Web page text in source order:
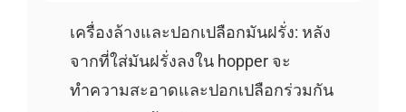
เครื่องล้างและปอกเปลือกมันฝรั่ง: หลัง
จากที่ใส่มันฝรั่งลงใน hopper จะ
ทำความสะอาดและปอกเปลือกร่วมกัน